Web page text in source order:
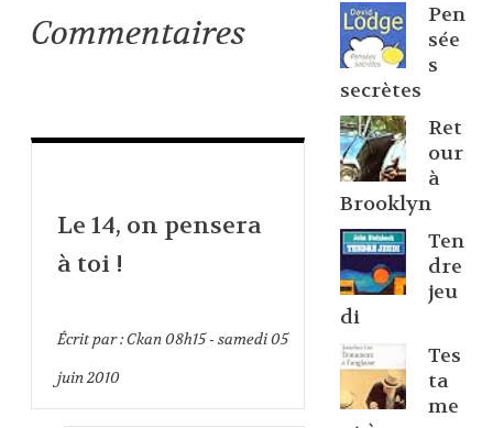
Commentaires
Le 14, on pensera
à toi !
Écrit par :Ckan08h15- samedi 05
juin 2010
Pen
sée
s
secrètes
Ret
our
à
Brooklyn
Ten
dre
jeu
di
Tes
ta
me